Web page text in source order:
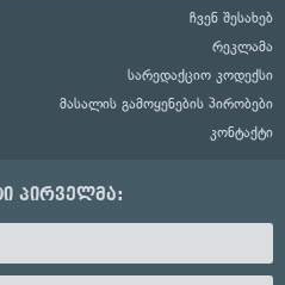
ჩვენ შესახებ
რეკლამა
სარედაქციო კოდექსი
მასალის გამოყენების პირობები
კონტაქტი
პირველმა: